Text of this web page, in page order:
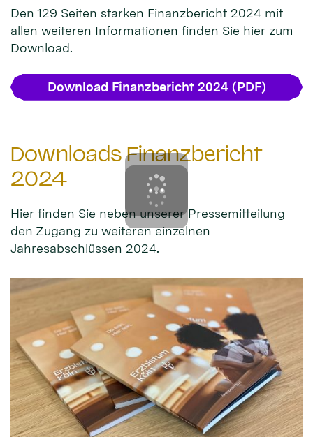
Den 129 Seiten starken Finanzbericht 2024 mit
allen weiteren Informationen finden Sie hier zum
Download.
Download Finanzbericht 2024 (PDF)
Downloads Finanzbericht
2024
Hier finden Sie neben unserer Pressemitteilung
den Zugang zu weiteren einzelnen
Jahresabschlüssen 2024.